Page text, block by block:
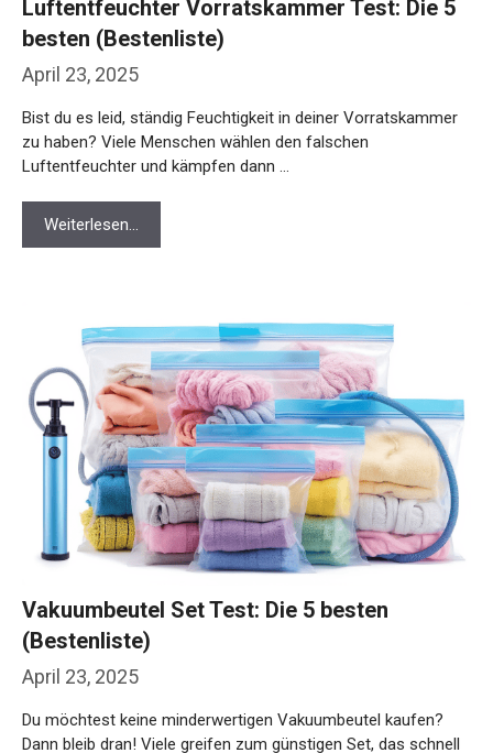
April 23, 2025
Luftentfeuchter Vorratskammer Test: Die 5
besten (Bestenliste)
Bist du es leid, ständig Feuchtigkeit in deiner Vorratskammer
zu haben? Viele Menschen wählen den falschen
Luftentfeuchter und kämpfen dann …
Weiterlesen…
April 23, 2025
Vakuumbeutel Set Test: Die 5 besten
(Bestenliste)
Du möchtest keine minderwertigen Vakuumbeutel kaufen?
Dann bleib dran! Viele greifen zum günstigen Set, das schnell